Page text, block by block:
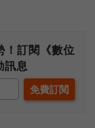
！訂閱《數位
訊息